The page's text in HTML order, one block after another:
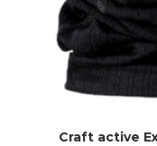
Craft active